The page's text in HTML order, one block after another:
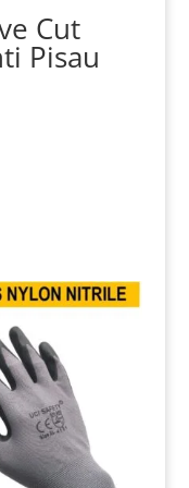
Cut
Pisau